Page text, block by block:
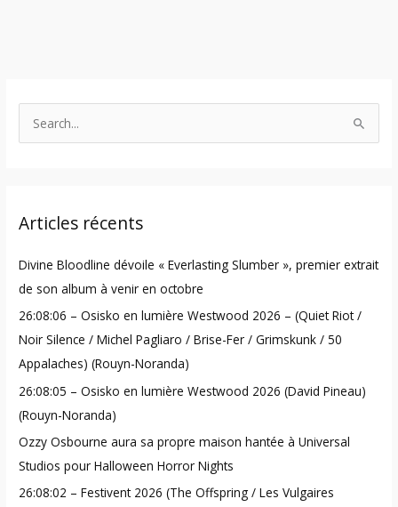
c
f
o
r
:
Articles récents
Divine Bloodline dévoile « Everlasting Slumber », premier extrait
de son album à venir en octobre
26:08:06 – Osisko en lumière Westwood 2026 – (Quiet Riot /
Noir Silence / Michel Pagliaro / Brise-Fer / Grimskunk / 50
Appalaches) (Rouyn-Noranda)
26:08:05 – Osisko en lumière Westwood 2026 (David Pineau)
(Rouyn-Noranda)
Ozzy Osbourne aura sa propre maison hantée à Universal
Studios pour Halloween Horror Nights
26:08:02 – Festivent 2026 (The Offspring / Les Vulgaires